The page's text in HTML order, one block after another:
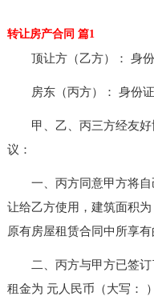
转让房产合同 篇1
顶让方（乙方）： 身份
房东（丙方）： 身份证
甲、乙、丙三方经友好
议：
一、丙方同意甲方将自
让给乙方使用，建筑面积
原有房屋租赁合同中所享有
二、丙方与甲方已签订
租金为 元人民币（大写：